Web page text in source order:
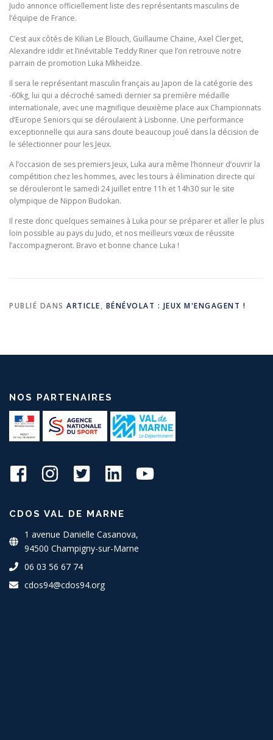
Judo annonce officiellement liste des représentants masculins de
l’équipe de France.
C’est aux côtés de Kilian Le Blouch, Guillaume Chaine, Axel Clerget,
Alexandre iddir et l’inévitable Teddy Riner que l’on retrouve notre
parrain de promotion Luka Mkheidze.
Il sera le représentant masculin français au Japon de la catégorie des
-60kg, lui qui a décroché samedi dernier sa première médaille
internationale, avec une magnifique deuxième place aux Championnats
d’Europe Seniors qui se déroulaient à Lisbonne. Une performance
exceptionnelle qui aura sans doute beaucoup joué dans la décision de
le sélectionner pour les Jeux.
A l’occasion de ses premiers Jeux, Luka aura même l’honneur d’ouvrir la
compétition chez les hommes, avec les tours à élimination directe qui
se dérouleront le samedi 24 juillet entre 11h et 14h30 sur le site
olympique de Nippon Budokan.
Il reste donc quelques semaines à Luka pour se préparer et aller le plus
loin possible au pays du Judo, et nos meilleurs vœux de réussite
l’accompagneront. Bravo et bonne chance Luka !
PUBLIÉ DANS ARTICLE, BÉNÉVOLAT : JEUX M'ENGAGENT !
NOS PARTENAIRES
CDOS VAL DE MARNE
1 avenue Danielle Casanova,
94500 Champigny-sur-Marne
06 03 56 67 74
cdos94@cdos94.org